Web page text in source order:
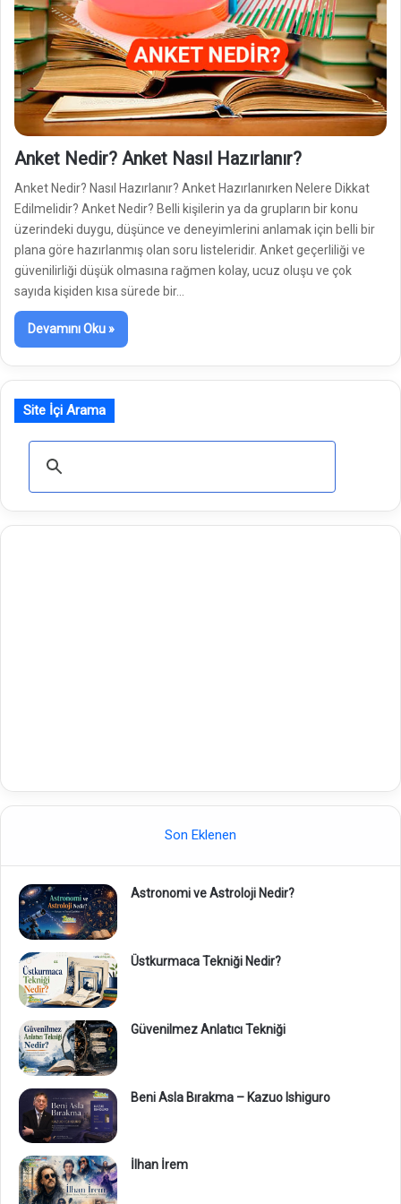
Anket Nedir? Anket Nasıl Hazırlanır?
Anket Nedir? Nasıl Hazırlanır? Anket Hazırlanırken Nelere Dikkat
Edilmelidir? Anket Nedir? Belli kişilerin ya da grupların bir konu
üzerindeki duygu, düşünce ve deneyimlerini anlamak için belli bir
plana göre hazırlanmış olan soru listeleridir. Anket geçerliliği ve
güvenilirliği düşük olmasına rağmen kolay, ucuz oluşu ve çok
sayıda kişiden kısa sürede bir…
Devamını Oku »
Site İçi Arama
Son Eklenen
Astronomi ve Astroloji Nedir?
Üstkurmaca Tekniği Nedir?
Güvenilmez Anlatıcı Tekniği
Beni Asla Bırakma – Kazuo Ishiguro
İlhan İrem